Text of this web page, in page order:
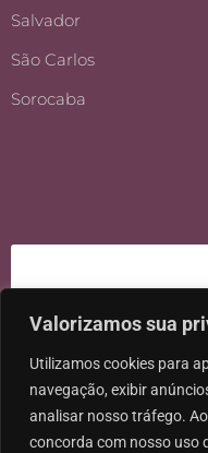
Valorizamos sua
Utilizamos cookies para
navegação, exibir
analisar nosso tráfego.
concorda com nosso uso
Salvador
São Carlos
Sorocaba